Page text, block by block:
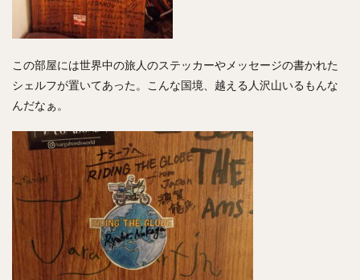
この部屋には世界中の旅人のステッカーやメッセージの書かれた
シェルフが置いてあった。こんな国境、越える人沢山いるもんな
んだなぁ。